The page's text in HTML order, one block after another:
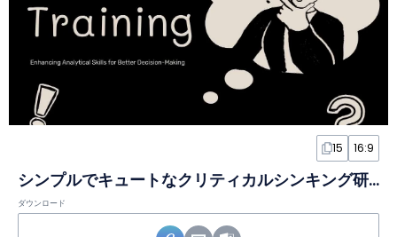
15 16:9
シンプルでキュートなクリティカルシンキング研修スライド
ダウンロード